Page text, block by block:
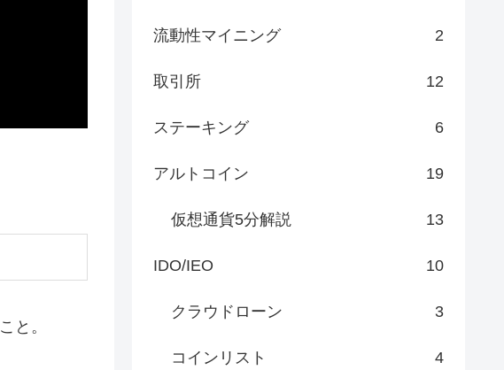
こと。
流動性マイニング 2
取引所 12
ステーキング 6
アルトコイン 19
仮想通貨5分解説 13
IDO/IEO 10
クラウドローン 3
コインリスト 4